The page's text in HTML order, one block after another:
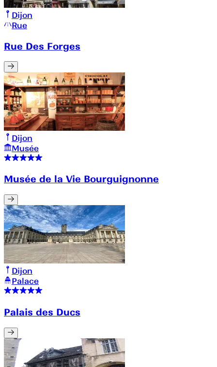
Dijon
Rue
Rue Des Forges
Dijon
Musée
Musée de la Vie Bourguignonne
Dijon
Palace
Palais des Ducs